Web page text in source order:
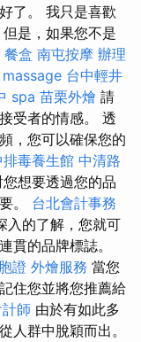
了。 我只是喜歡
是，如果您不是
餐盒 南屯按摩 辦理
massage 台中輕井
spa 苗栗外燴 請
受者的情感。 透
，您可以確保您的
排毒養生館 中清路
想要透過您的品
。 台北會計事務
入的了解，您就可
貫的品牌標誌。
證 外燴服務 當您
住您並將您推薦給
師 由於有如此多
人群中脫穎而出。